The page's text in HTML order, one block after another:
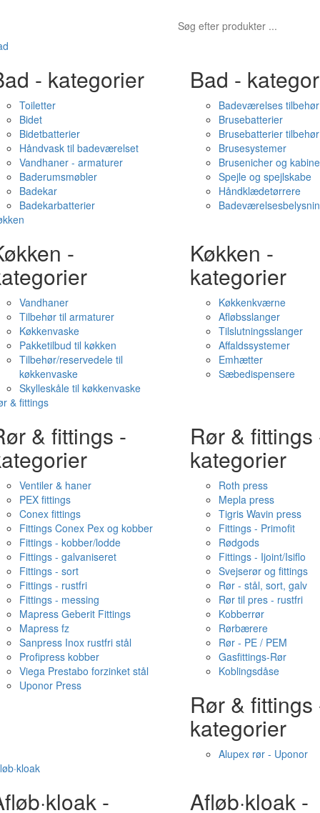
- kategorier
Toiletter
Bidet
Bidetbatterier
Håndvask til badeværelset
Vandhaner - armaturer
Baderumsmøbler
Badekar
Badekarbatterier
Bad -
Badeværelses tilbehør
Brusebatterier
Brusebatterier tilbehør
Brusesystemer
Brusenicher og
Spejle og spejlskabe
Håndklædetørrere
-
Vandhaner
Tilbehør til armaturer
Køkkenvaske
Pakketilbud til køkken
Tilbehør/reservedele til
køkkenvaske
Skylleskåle til køkkenvaske
Køkken -
kategorier
Køkkenkværne
Afløbsslanger
Tilslutningsslanger
Affaldssystemer
Emhætter
Sæbedispensere
& fittings
& fittings -
Ventiler & haner
PEX fittings
Conex fittings
Fittings Conex Pex og kobber
Fittings - kobber/lodde
Fittings - galvaniseret
Fittings - sort
Fittings - rustfri
Fittings - messing
Mapress Geberit Fittings
Mapress fz
Sanpress Inox rustfri stål
Profipress kobber
Viega Prestabo forzinket stål
Uponor Press
Rør & fittings
kategorier
Roth press
Mepla press
Tigris Wavin press
Fittings - Primofit
Rødgods
Fittings - Ijoint/Isiflo
Svejserør og fittings
Rør - stål, sort, galv
Rør til pres - rustfri
Kobberrør
Rørbærere
Rør - PE / PEM
Gasfittings-Rør
Koblingsdåse
Rør & fittings
kategorier
Alupex rør - Uponor
- Afløb·kloak -